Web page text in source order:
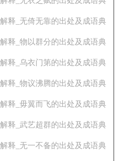
释_无倚无靠的出处及成语典
释_物以群分的出处及成语典
释_乌衣门第的出处及成语典
释_物议沸腾的出处及成语典
释_毋翼而飞的出处及成语典
释_武艺超群的出处及成语典
释_无一不备的出处及成语典